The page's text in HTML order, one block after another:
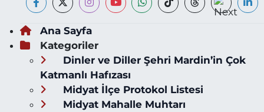
Ana Sayfa
Kategoriler
Dinler ve Diller Şehri Mardin’in Çok
Katmanlı Hafızası
Midyat İlçe Protokol Listesi
Midyat Mahalle Muhtarı